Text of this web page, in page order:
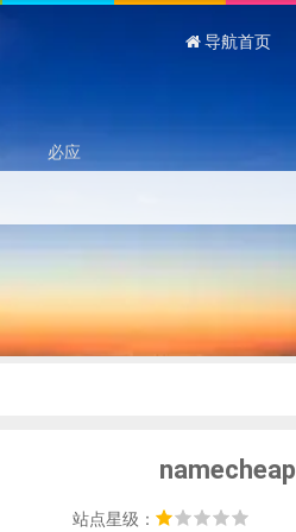
导航首页
必应
namecheap
站点星级：